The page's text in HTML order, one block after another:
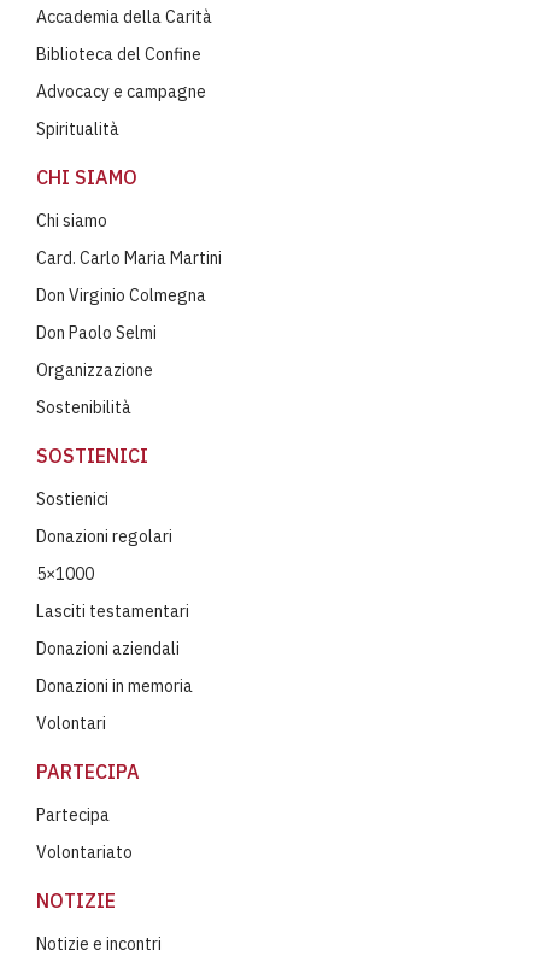
Accademia della Carità
Biblioteca del Confine
Advocacy e campagne
Spiritualità
CHI SIAMO
Chi siamo
Card. Carlo Maria Martini
Don Virginio Colmegna
Don Paolo Selmi
Organizzazione
Sostenibilità
SOSTIENICI
Sostienici
Donazioni regolari
5×1000
Lasciti testamentari
Donazioni aziendali
Donazioni in memoria
Volontari
PARTECIPA
Partecipa
Volontariato
NOTIZIE
Notizie e incontri